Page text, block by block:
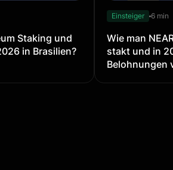
Staking und
in Brasilien?
Einsteiger 6 min
Wie man
stakt und in
Belohnungen